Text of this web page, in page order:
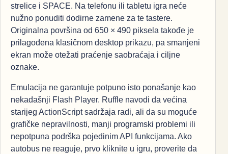
strelice i SPACE. Na telefonu ili tabletu igra neće
nužno ponuditi dodirne zamene za te tastere.
Originalna površina od 650 × 490 piksela takođe je
prilagođena klasičnom desktop prikazu, pa smanjeni
ekran može otežati praćenje saobraćaja i ciljne
oznake.
Emulacija ne garantuje potpuno isto ponašanje kao
nekadašnji Flash Player. Ruffle navodi da većina
starijeg ActionScript sadržaja radi, ali da su moguće
grafičke nepravilnosti, manji programski problemi ili
nepotpuna podrška pojedinim API funkcijama. Ako
autobus ne reaguje, prvo kliknite u igru, proverite da